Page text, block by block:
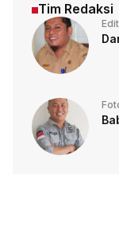
Tim Redaksi